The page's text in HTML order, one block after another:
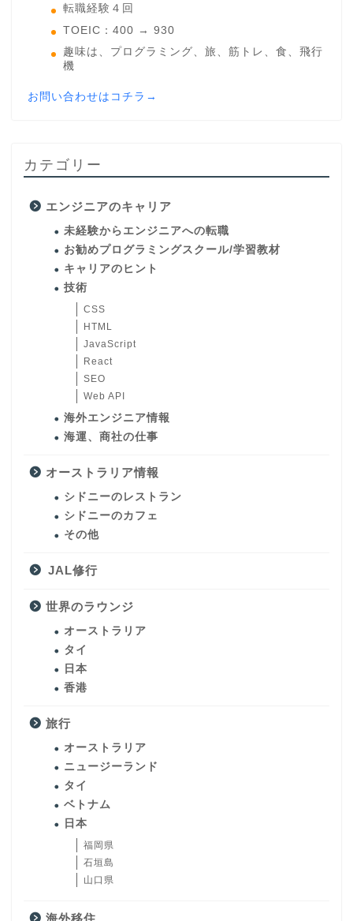
転職経験４回
TOEIC：400 → 930
趣味は、プログラミング、旅、筋トレ、食、飛行
機
お問い合わせはコチラ→
カテゴリー
エンジニアのキャリア
未経験からエンジニアへの転職
お勧めプログラミングスクール/学習教材
キャリアのヒント
技術
CSS
HTML
JavaScript
React
SEO
Web API
海外エンジニア情報
海運、商社の仕事
オーストラリア情報
シドニーのレストラン
シドニーのカフェ
その他
JAL修行
世界のラウンジ
オーストラリア
タイ
日本
香港
旅行
オーストラリア
ニュージーランド
タイ
ベトナム
日本
福岡県
石垣島
山口県
海外移住